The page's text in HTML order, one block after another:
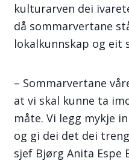
kulturarven dei
då sommarvertane
lokalkunnskap og eit
– Sommarvertane
at vi skal kunne ta
måte. Vi legg mykje
og gi dei det dei
sjef Bjørg Anita Espe